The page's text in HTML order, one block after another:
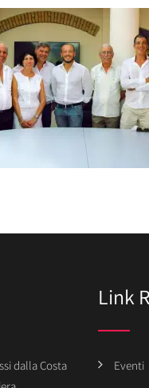
dalla Costa
Link
Eventi